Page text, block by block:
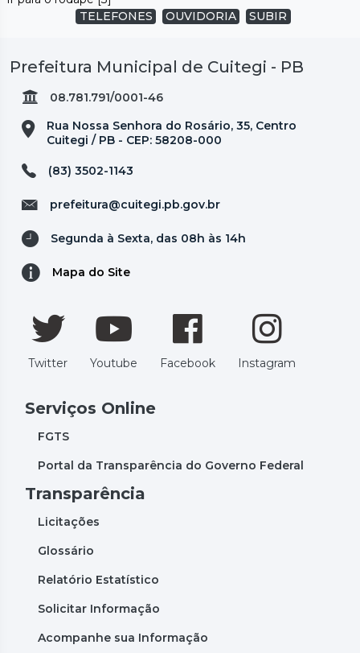
TELEFONES
OUVIDORIA SUBIR
Prefeitura Municipal de Cuitegi - PB
08.781.791/0001-46
Rua Nossa Senhora do Rosário, 35, Centro
Cuitegi / PB - CEP: 58208-000
(83) 3502-1143
prefeitura@cuitegi.pb.gov.br
Segunda à Sexta, das 08h às 14h
Mapa do Site
Twitter Youtube Facebook Instagram
Serviços Online
FGTS
Portal da Transparência do Governo Federal
Transparência
Licitações
Glossário
Relatório Estatístico
Solicitar Informação
Acompanhe sua Informação